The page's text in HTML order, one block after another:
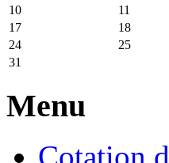
10
11
17
18
24
25
31
Menu